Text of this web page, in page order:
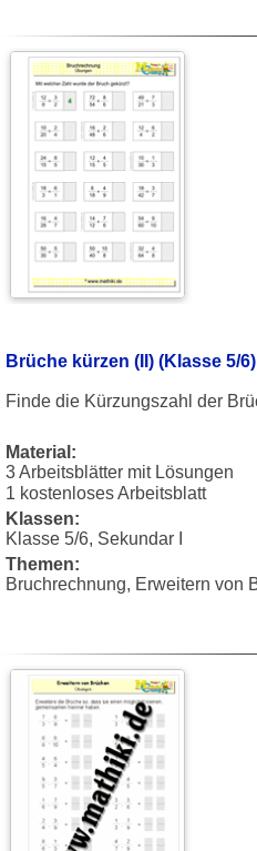
Brüche kürzen (II) (Klasse 5/6)
Finde die Kürzungszahl der
Material:
3 Arbeitsblätter mit Lösungen
1 kostenloses Arbeitsblatt
Klassen:
Klasse 5/6, Sekundar I
Themen:
Bruchrechnung, Erweitern von